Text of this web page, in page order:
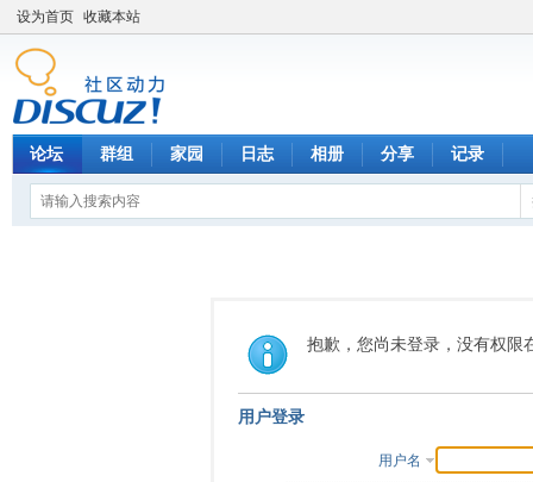
设为首页 收藏本站
论坛 群组 家园 日志 相册 分享 记录
抱歉，您尚未登录，没有权限
用户登录
用户名